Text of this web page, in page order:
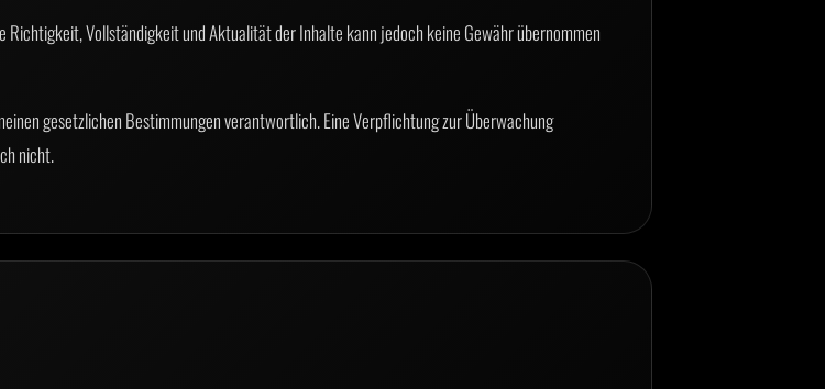
Vollständigkeit und Aktualität der Inhalte kann jedoch keine Gewähr übernommen
gesetzlichen Bestimmungen verantwortlich. Eine Verpflichtung zur Überwachung
nicht.